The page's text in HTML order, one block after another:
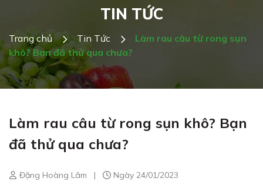
TIN TỨC
Trang chủ Tin Tức
Làm rau câu từ rong sụn
khô? Bạn đã thử qua chưa?
Làm rau câu từ rong sụn khô? Bạn
đã thử qua chưa?
Đặng Hoàng Lâm | Ngày 24/01/2023